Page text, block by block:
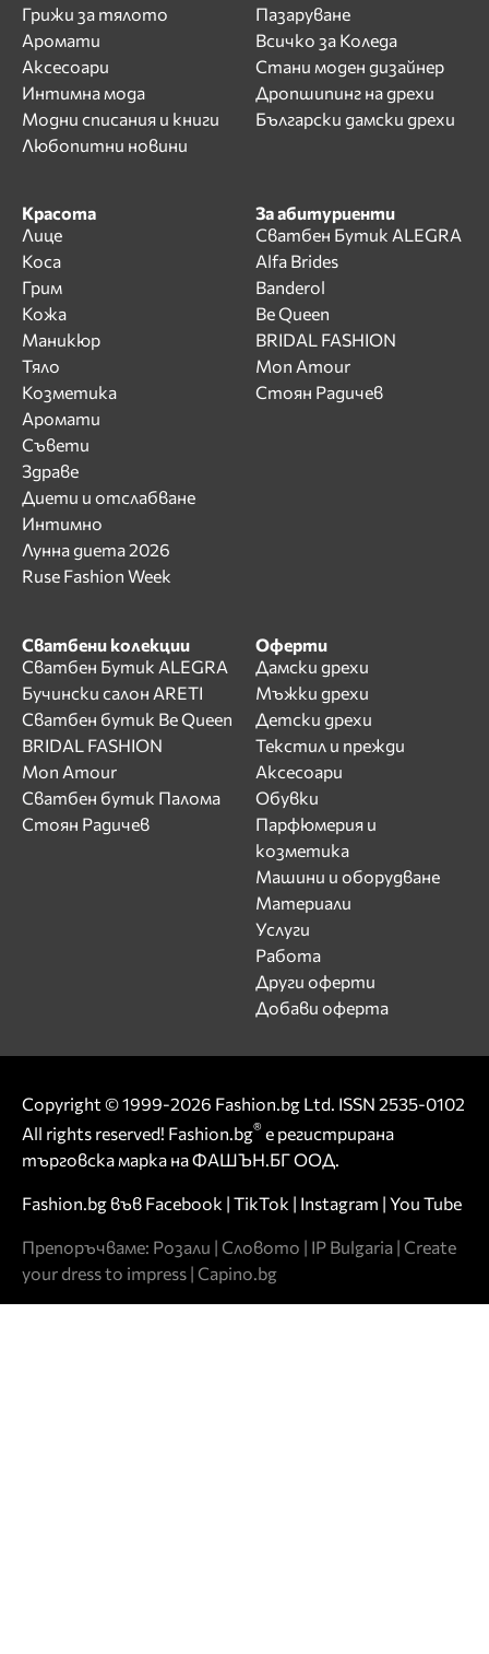
Грижи за тялото
Аромати
Аксесоари
Интимна мода
Модни списания и книги
Любопитни новини
Пазаруване
Всичко за Коледа
Стани моден дизайнер
Дропшипинг на дрехи
Български дамски дрехи
Красота
Лице
Коса
Грим
Кожа
Маникюр
Тяло
Козметика
Аромати
Съвети
Здраве
Диети и отслабване
Интимно
Лунна диета 2026
Ruse Fashion Week
За абитуриенти
Сватбен Бутик ALEGRA
Alfa Brides
Banderol
Be Queen
BRIDAL FASHION
Mon Amour
Стоян Радичев
Сватбени колекции
Сватбен Бутик ALEGRA
Бучински салон ARETI
Сватбен бутик Be Queen
BRIDAL FASHION
Mon Amour
Сватбен бутик Палома
Стоян Радичев
Оферти
Дамски дрехи
Мъжки дрехи
Детски дрехи
Текстил и прежди
Аксесоари
Обувки
Парфюмерия и
козметика
Машини и оборудване
Материали
Услуги
Работа
Други оферти
Добави оферта
Copyright © 1999-2026 Fashion.bg Ltd. ISSN 2535-0102
All rights reserved! Fashion.bg® е регистрирана
търговска марка на ФАШЪН.БГ ООД.
Fashion.bg във Facebook | TikTok | Instagram | You Tube
Препоръчваме: Розали | Словото | IP Bulgaria | Create
your dress to impress | Capino.bg